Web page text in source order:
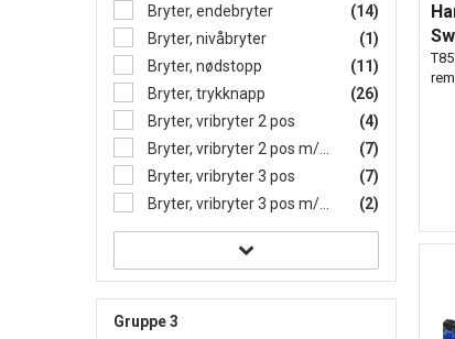
Bryter, endebryter
(14)
Bryter, nivåbryter
(1)
Bryter, nødstopp
(11)
Bryter, trykknapp
(26)
Bryter, vribryter 2 pos
(4)
Bryter, vribryter 2 pos m/nøkk
(7)
Bryter, vribryter 3 pos
(7)
Bryter, vribryter 3 pos m/nøkk
(2)
Gruppe 3